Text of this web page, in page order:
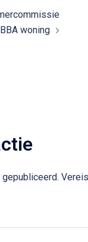
woning